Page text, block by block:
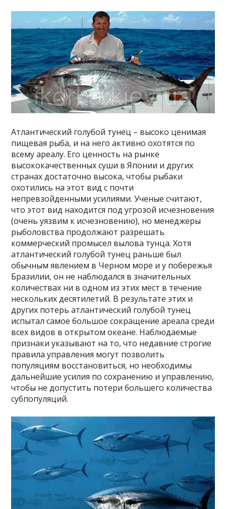
Атлантический голубой тунец – высоко ценимая
пищевая рыба, и на него активно охотятся по
всему ареалу. Его ценность на рынке
высококачественных суши в Японии и других
странах достаточно высока, чтобы рыбаки
охотились на этот вид с почти
непревзойденными усилиями. Ученые считают,
что этот вид находится под угрозой исчезновения
(очень уязвим к исчезновению), но менеджеры
рыболовства продолжают разрешать
коммерческий промысел вылова тунца. Хотя
атлантический голубой тунец раньше был
обычным явлением в Черном море и у побережья
Бразилии, он не наблюдался в значительных
количествах ни в одном из этих мест в течение
нескольких десятилетий. В результате этих и
других потерь атлантический голубой тунец
испытал самое большое сокращение ареала среди
всех видов в открытом океане. Наблюдаемые
признаки указывают на то, что недавние строгие
правила управления могут позволить
популяциям восстановиться, но необходимы
дальнейшие усилия по сохранению и управлению,
чтобы не допустить потери большего количества
субпопуляций.